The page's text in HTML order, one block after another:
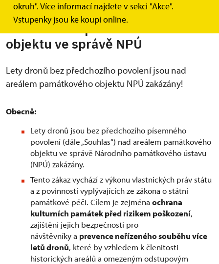
okruh". Více informací najdete v sekci "Akce".
Vstupenky jsou ke koupi online.
Pravidla pro provozování dronů
nad areálem památkového
objektu ve správě NPÚ
Lety dronů bez předchozího povolení jsou nad
areálem památkového objektu NPÚ zakázány!
Obecně:
Lety dronů jsou bez předchozího písemného
povolení (dále „Souhlas“) nad areálem památkového
objektu ve správě Národního památkového ústavu
(NPÚ) zakázány.
Tento zákaz vychází z výkonu vlastnických práv státu
a z povinností vyplývajících ze zákona o státní
památkové péči. Cílem je zejména ochrana
kulturních památek před rizikem poškození,
zajištění jejich bezpečnosti pro
návštěvníky a prevence neřízeného souběhu více
letů dronů, které by vzhledem k členitosti
historických areálů a omezeným odstupovým